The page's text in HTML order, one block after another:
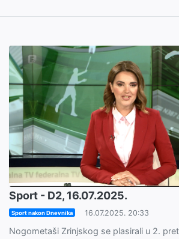
Sport - D2, 16.07.2025.
Sport nakon Dnevnika 16.07.2025. 20:33
Nogometaši Zrinjskog se plasirali u 2.